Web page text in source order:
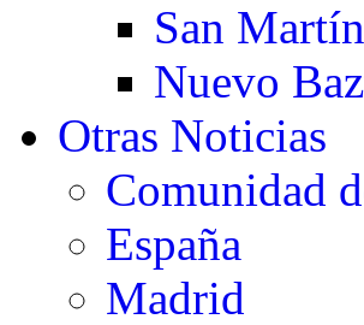
San
Nuevo
Otras Noticias
Comunidad
España
Madrid